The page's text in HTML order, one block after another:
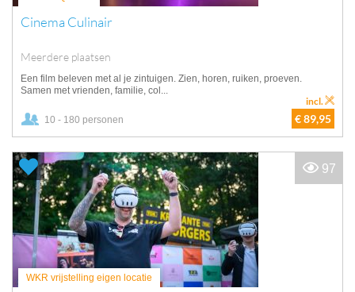
Cinema Culinair
Meerdere plaatsen
Een film beleven met al je zintuigen. Zien, horen, ruiken, proeven.
Samen met vrienden, familie, col...
10 - 180 personen € 89,95
incl.
WKR vrijstelling eigen locatie
97